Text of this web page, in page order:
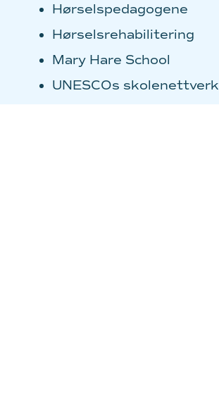
Hørselspedagogene
Hørselsrehabilitering
Mary Hare School
UNESCOs skolenettverk